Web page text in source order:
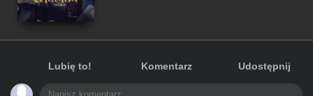
Lubię to! Komentarz Udostępnij